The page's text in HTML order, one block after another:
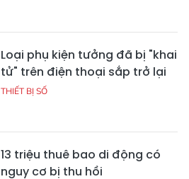
Loại phụ kiện tưởng đã bị "khai
tử" trên điện thoại sắp trở lại
THIẾT BỊ SỐ
13 triệu thuê bao di động có
nguy cơ bị thu hồi